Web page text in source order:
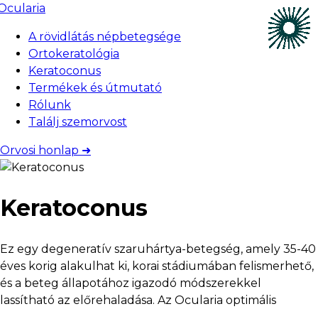
A rövidlátás népbetegsége
Ortokeratológia
Keratoconus
Termékek és útmutató
Rólunk
Találj szemorvost
Orvosi honlap ➜
Keratoconus
Ez egy degeneratív szaruhártya-betegség, amely 35-40
éves korig alakulhat ki, korai stádiumában felismerhető,
és a beteg állapotához igazodó módszerekkel
lassítható az előrehaladása. Az Ocularia optimális